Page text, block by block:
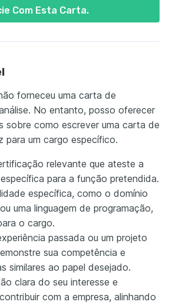
Com Esta Carta.
forneceu uma carta de
No entanto, posso oferecer
sobre como escrever uma carta de
para um cargo específico.
relevante que ateste a
para a função pretendida.
específica, como o domínio
uma linguagem de programação,
o cargo.
passada ou um projeto
sua competência e
similares ao papel desejado.
clara do seu interesse e
com a empresa, alinhando